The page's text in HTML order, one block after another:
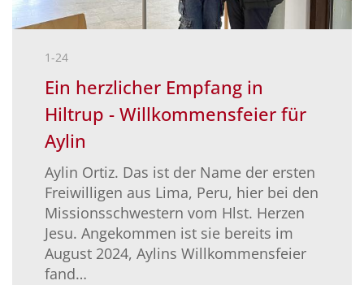
1-24
Ein herzlicher Empfang in
Hiltrup - Willkommensfeier für
Aylin
Aylin Ortiz. Das ist der Name der ersten
Freiwilligen aus Lima, Peru, hier bei den
Missionsschwestern vom Hlst. Herzen
Jesu. Angekommen ist sie bereits im
August 2024, Aylins Willkommensfeier
fand…